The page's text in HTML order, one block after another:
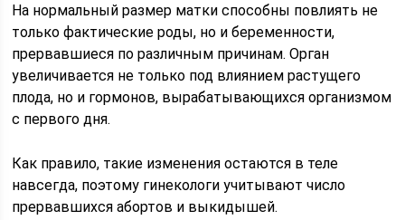
На нормальный размер матки способны повлиять не
только фактические роды, но и беременности,
прервавшиеся по различным причинам. Орган
увеличивается не только под влиянием растущего
плода, но и гормонов, вырабатывающихся организмом
с первого дня.
Как правило, такие изменения остаются в теле
навсегда, поэтому гинекологи учитывают число
прервавшихся абортов и выкидышей.